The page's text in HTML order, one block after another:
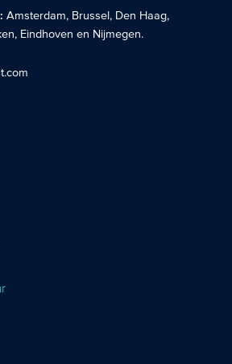
Amsterdam, Brussel , Den Haag,
, Eindhoven en Nijmegen.